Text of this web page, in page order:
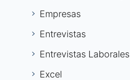
Empresas
Entrevistas
Entrevistas Laborales
Excel